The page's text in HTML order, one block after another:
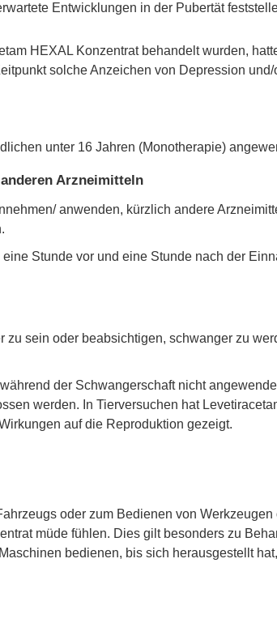
Entwicklungen in der Pubertät
HEXAL Konzentrat behandelt wurden,
solche Anzeichen von Depression
unter 16 Jahren (Monotherapie)
Arzneimitteln
anwenden, kürzlich andere
Stunde vor und eine Stunde nach der
sein oder beabsichtigen, schwanger zu
der Schwangerschaft nicht
werden. In Tierversuchen hat
auf die Reproduktion gezeigt.
oder zum Bedienen von
müde fühlen. Dies gilt besonders zu
bedienen, bis sich herausgestellt